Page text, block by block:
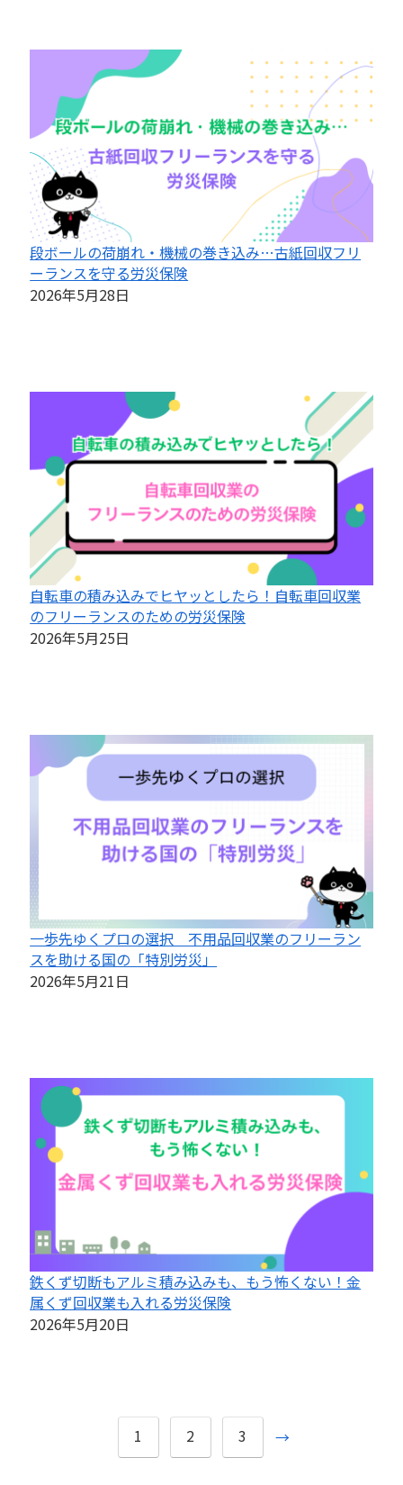
段ボールの荷崩れ・機械の巻き込み…古紙回収フリ
ーランスを守る労災保険
2026年5月28日
自転車の積み込みでヒヤッとしたら！自転車回収業
のフリーランスのための労災保険
2026年5月25日
一歩先ゆくプロの選択 不用品回収業のフリーラン
スを助ける国の「特別労災」
2026年5月21日
鉄くず切断もアルミ積み込みも、もう怖くない！金
属くず回収業も入れる労災保険
2026年5月20日
1 2 3 →